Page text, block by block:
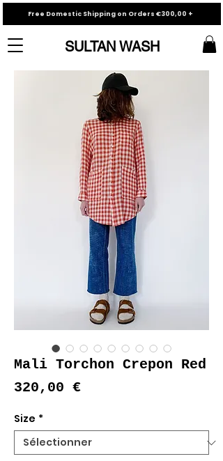
SULTAN WASH
Free Domestic Shipping on Orders €300,00 +
Mali Torchon Crepon Red
320,00 €Prix
Size *